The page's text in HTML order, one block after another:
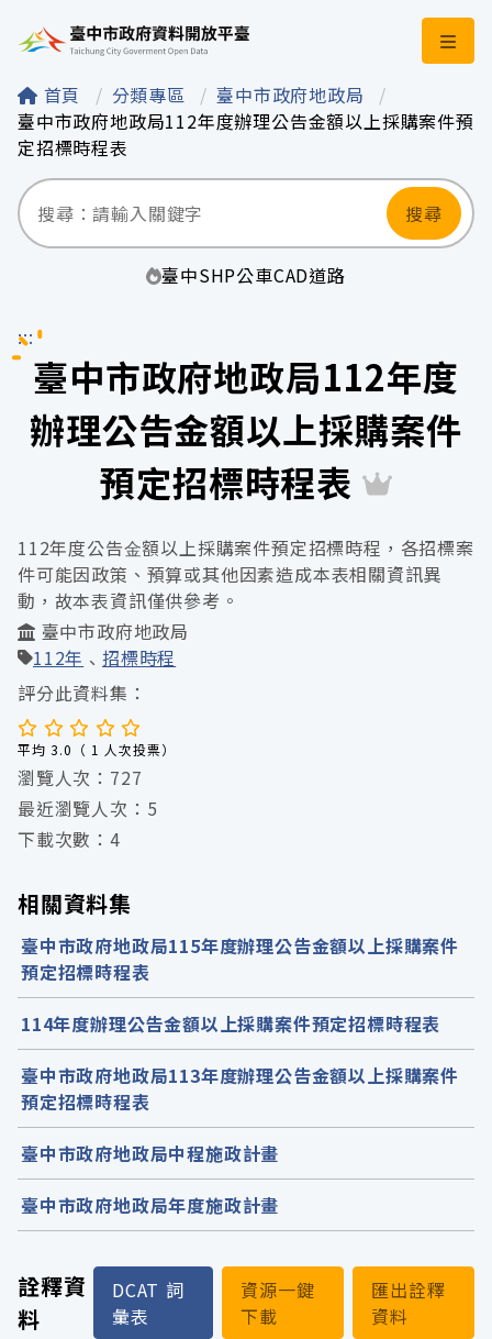
臺中市政府資料開
首頁 分類專區
臺中市政府地政局
臺中市政府地政局112年度辦理公告金額以上採購案件預
定招標時程表
搜尋
臺中SHP公車CAD道路
:::
臺中市政府地政局112年度
辦理公告金額以上採購案件
預定招標時程表
詮釋資
料
DCAT 詞
彙表
資源一鍵
下載
匯出詮釋
資料
112年度公告⾦額以上採購案件預定招標時程，各招標案
件可能因政策、預算或其他因素造成本表相關資訊異
動，故本表資訊僅供參考。
臺中市政府地政局
112年
招標時程
評分此資料集：
平均 3.0（ 1 人次投票）
瀏覽人次：727
最近瀏覽人次：5
下載次數：4
相關資料集
臺中市政府地政局115年度辦理公告金額以上採購案件
預定招標時程表
114年度辦理公告金額以上採購案件預定招標時程表
臺中市政府地政局113年度辦理公告金額以上採購案件
預定招標時程表
臺中市政府地政局中程施政計畫
臺中市政府地政局年度施政計畫